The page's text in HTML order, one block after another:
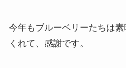
今年もブルーベリーたちは
くれて、感謝です。